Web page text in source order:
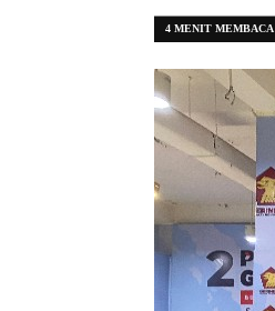
4 MENIT MEMBACA